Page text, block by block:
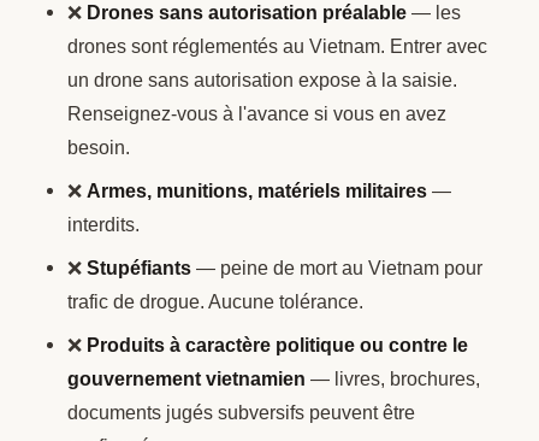
❌ Drones sans autorisation préalable — les
drones sont réglementés au Vietnam. Entrer avec
un drone sans autorisation expose à la saisie.
Renseignez-vous à l'avance si vous en avez
besoin.
❌ Armes, munitions, matériels militaires —
interdits.
❌ Stupéfiants — peine de mort au Vietnam pour
trafic de drogue. Aucune tolérance.
❌ Produits à caractère politique ou contre le
gouvernement vietnamien — livres, brochures,
documents jugés subversifs peuvent être